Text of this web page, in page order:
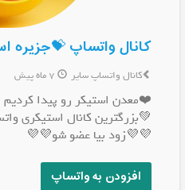
کانال واتساپ 💝جزیره
کانال واتساپ سایر
❤️معدن استیکر رو پیدا
💚بزرگترین کانال استیکری
💜💜زود بیا عضو شو💜💜
افزودن به واتساپ